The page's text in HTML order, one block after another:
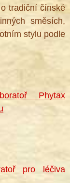
tradiční čínské
směsích,
stylu podle
Phytax
pro léčiva